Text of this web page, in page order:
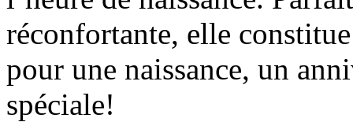
réconfortante, elle
pour une naissance, un
spéciale!